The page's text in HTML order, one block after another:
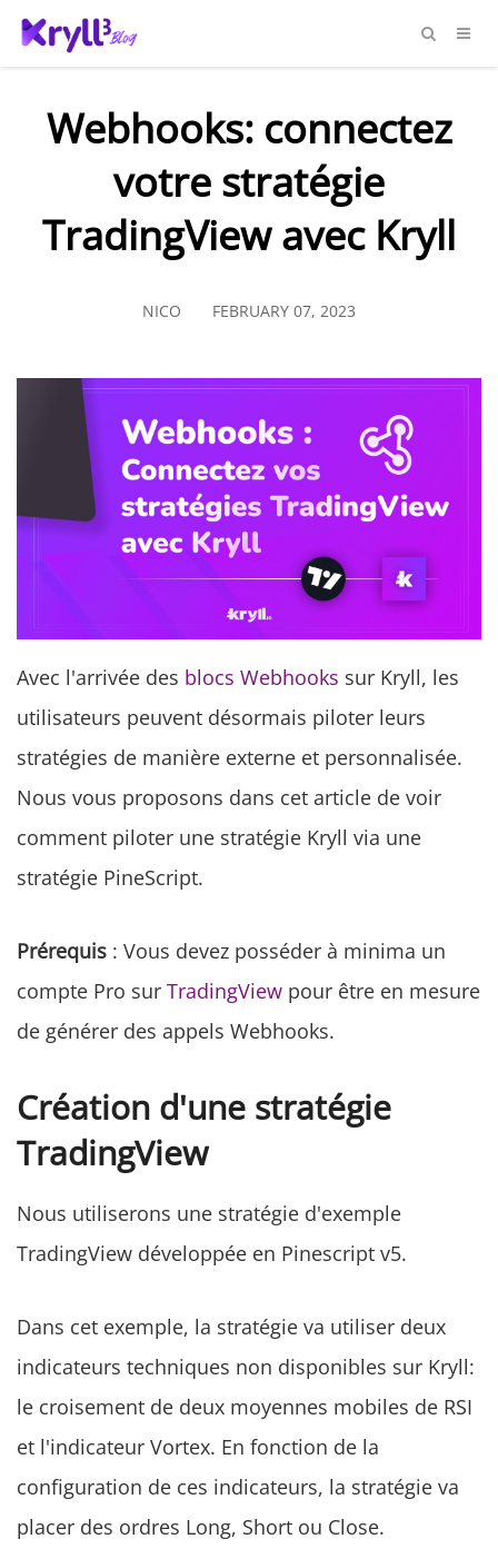
Webhooks: connectez
votre stratégie
TradingView avec Kryll
NICO FEBRUARY 07, 2023
Avec l'arrivée des blocs Webhooks sur Kryll, les
utilisateurs peuvent désormais piloter leurs
stratégies de manière externe et personnalisée.
Nous vous proposons dans cet article de voir
comment piloter une stratégie Kryll via une
stratégie PineScript.
Prérequis : Vous devez posséder à minima un
compte Pro sur TradingView pour être en mesure
de générer des appels Webhooks.
Création d'une stratégie
TradingView
Nous utiliserons une stratégie d'exemple
TradingView développée en Pinescript v5.
Dans cet exemple, la stratégie va utiliser deux
indicateurs techniques non disponibles sur Kryll:
le croisement de deux moyennes mobiles de RSI
et l'indicateur Vortex. En fonction de la
configuration de ces indicateurs, la stratégie va
placer des ordres Long, Short ou Close.